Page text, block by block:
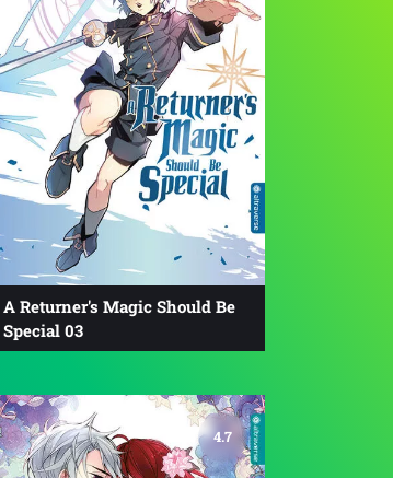
A Returner's Magic Should Be
Special 03
4.7